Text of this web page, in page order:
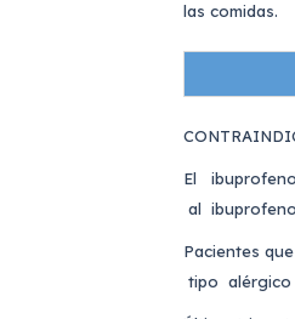
las comidas.
El
al
Pacientes
tipo alérgico